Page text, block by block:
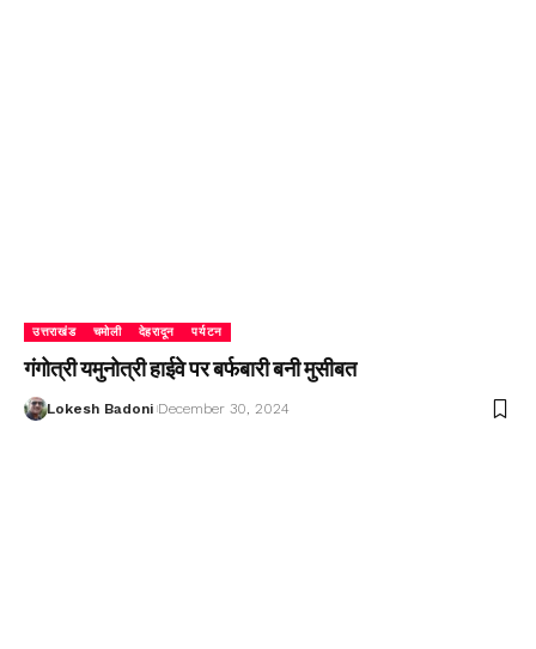
उत्तराखंड चमोली देहरादून पर्यटन
गंगोत्री यमुनोत्री हाईवे पर बर्फबारी बनी मुसीबत
Lokesh Badoni December 30, 2024